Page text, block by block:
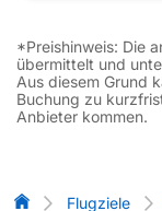
*Preishinweis: Die
übermittelt und
Aus diesem Grund
Buchung zu
Anbieter kommen.
Flug-Vergleich
Flugziele